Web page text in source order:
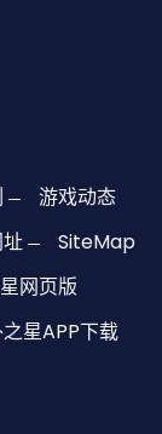
游戏动态
SiteMap
网页版
星APP下载